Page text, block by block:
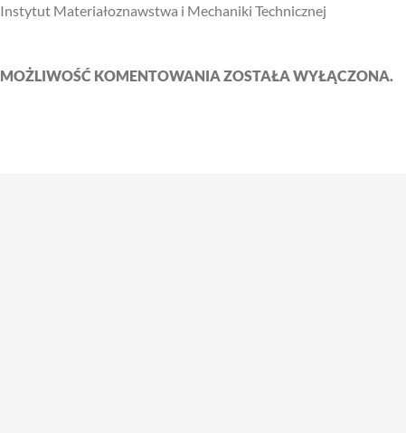
Instytut Materiałoznawstwa i Mechaniki Technicznej
MOŻLIWOŚĆ KOMENTOWANIA ZOSTAŁA WYŁĄCZONA.